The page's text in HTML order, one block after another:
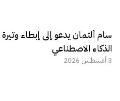
سام ألتمان يدعو إلى إبطاء وتيرة
الذكاء الاصطناعي
3 أغسطس 2026